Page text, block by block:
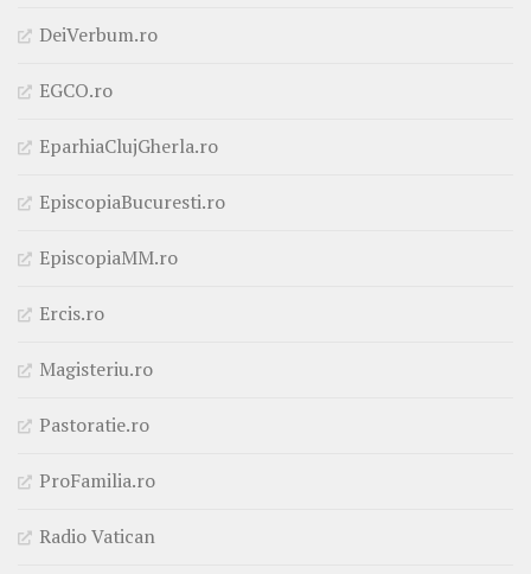
DeiVerbum.ro
EGCO.ro
EparhiaClujGherla.ro
EpiscopiaBucuresti.ro
EpiscopiaMM.ro
Ercis.ro
Magisteriu.ro
Pastoratie.ro
ProFamilia.ro
Radio Vatican